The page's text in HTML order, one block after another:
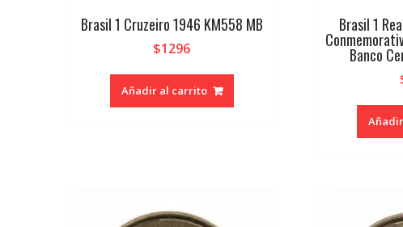
Brasil 1 Cruzeiro 1946 KM558 MB
$1296
Añadir al carrito
Brasil 1
Banco